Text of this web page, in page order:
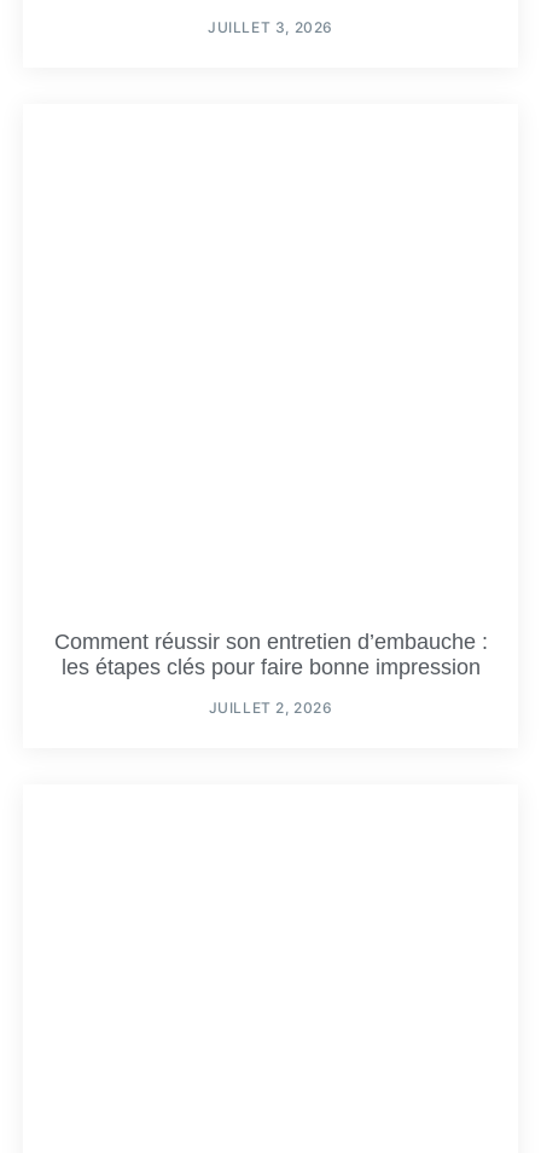
JUILLET 3, 2026
Comment réussir son entretien d’embauche :
les étapes clés pour faire bonne impression
JUILLET 2, 2026